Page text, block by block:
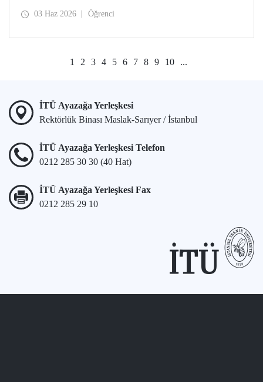
03 Haz 2026 Öğrenci
1 2 3 4 5 6 7 8 9 10 ...
İTÜ Ayazağa Yerleşkesi
Rektörlük Binası Maslak-Sarıyer / İstanbul
İTÜ Ayazağa Yerleşkesi Telefon
0212 285 30 30 (40 Hat)
İTÜ Ayazağa Yerleşkesi Fax
0212 285 29 10